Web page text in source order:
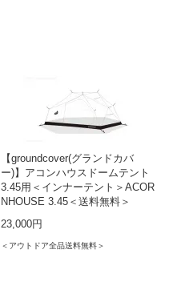
【groundcover(グランドカバ
ー)】アコンハウスドームテント
3.45用＜インナーテント＞ACOR
NHOUSE 3.45＜送料無料＞
23,000円
＜アウトドア全品送料無料＞